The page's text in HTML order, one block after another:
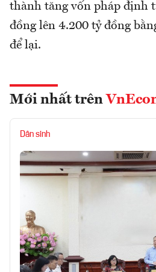
thành tăng vốn pháp định
đồng lên 4.200 tỷ đồng
để lại.
Mới nhất trên
Dân sinh